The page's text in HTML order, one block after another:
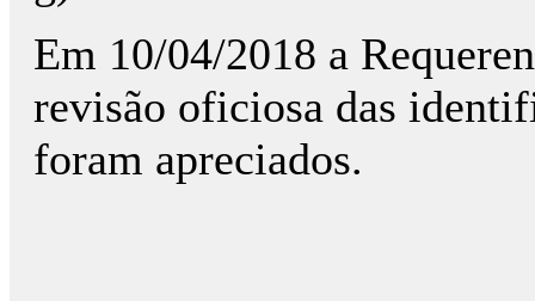
Em 10/04/2018 a
revisão oficiosa das
foram apreciados.